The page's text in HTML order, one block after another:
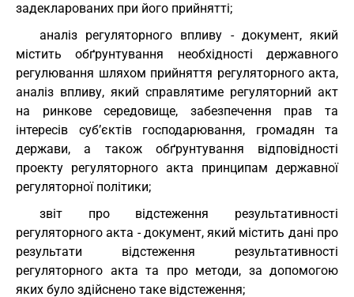
задекларованих при його прийнятті;
аналіз регуляторного впливу - документ, який
містить обґрунтування необхідності державного
регулювання шляхом прийняття регуляторного акта,
аналіз впливу, який справлятиме регуляторний акт
на ринкове середовище, забезпечення прав та
інтересів суб’єктів господарювання, громадян та
держави, а також обґрунтування відповідності
проекту регуляторного акта принципам державної
регуляторної політики;
звіт про відстеження результативності
регуляторного акта - документ, який містить дані про
результати відстеження результативності
регуляторного акта та про методи, за допомогою
яких було здійснено таке відстеження;